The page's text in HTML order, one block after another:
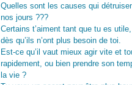
Quelles sont les causes qui
nos jours ???
Certains t’aiment tant que tu es
dès qu’ils n’ont plus besoin de toi.
Est-ce qu’il vaut mieux agir vite et
rapidement, ou bien prendre son
la vie ?